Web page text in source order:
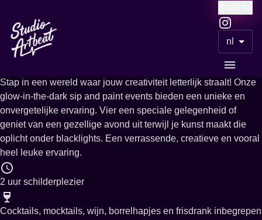
nl
Meer evenementen
Glow in the dark painting
Stap in een wereld waar jouw creativiteit letterlijk straalt! Onze
glow-in-the-dark sip and paint events bieden een unieke en
onvergetelijke ervaring. Vier een speciale gelegenheid of
geniet van een gezellige avond uit terwijl je kunst maakt die
oplicht onder blacklights. Een verrassende, creatieve en vooral
heel leuke ervaring.
2 uur schilderplezier
Cocktails, mocktails, wijn, borrelhapjes en frisdrank inbegrepen